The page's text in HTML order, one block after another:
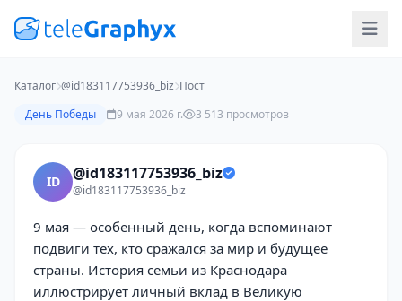
Каталог @id183117753936_biz Пост
День Победы
9 мая 2026 г. 3 513 просмотров
ID @id183117753936_biz
@id183117753936_biz
9 мая — особенный день, когда вспоминают
подвиги тех, кто сражался за мир и будущее
страны. История семьи из Краснодара
иллюстрирует личный вклад в Великую